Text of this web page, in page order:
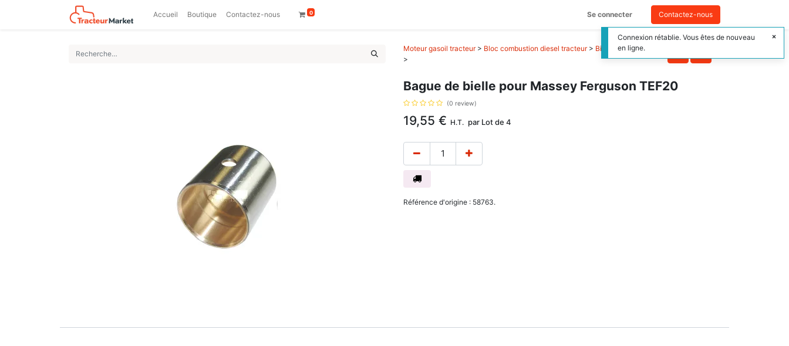
Accueil Boutique Contactez-nous 0 Se connecter Contactez-nous
Moteur gasoil tracteur> Bloc combustion diesel tracteur> Bielle moteur tracteur
>
Bague de bielle pour Massey Ferguson TEF20
(0 review)
19,55 € H.T. par Lot de 4
Référence d'origine : 58763.
Connexion rétablie. Vous êtes de nouveau
en ligne.